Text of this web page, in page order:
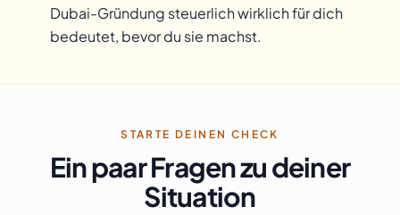
Dubai-Gründung steuerlich wirklich für dich
bedeutet, bevor du sie machst.
STARTE DEINEN CHECK
Ein paar Fragen zu deiner
Situation